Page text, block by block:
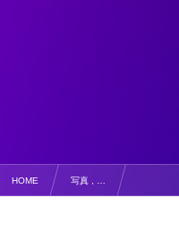
HOME 写真 , …